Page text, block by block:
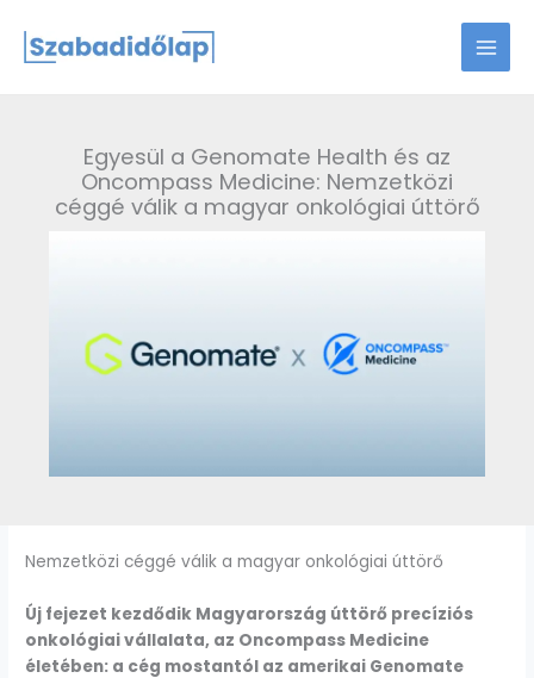
content
Egyesül a Genomate Health és az
Oncompass Medicine: Nemzetközi
céggé válik a magyar onkológiai úttörő
Nemzetközi céggé válik a magyar onkológiai úttörő
Új fejezet kezdődik Magyarország úttörő precíziós
onkológiai vállalata, az Oncompass Medicine
életében: a cég mostantól az amerikai Genomate